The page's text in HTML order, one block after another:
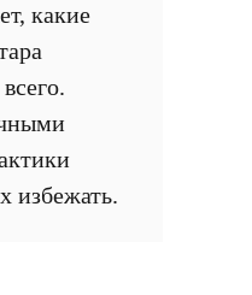
какие
избежать.